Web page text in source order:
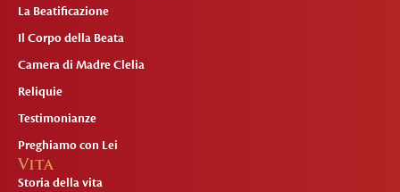
La Beatificazione
Il Corpo della Beata
Camera di Madre Clelia
Reliquie
Testimonianze
Preghiamo con Lei
Vita
Storia della vita